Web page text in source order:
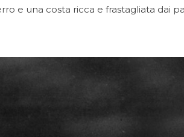
e una costa ricca e frastagliata dai